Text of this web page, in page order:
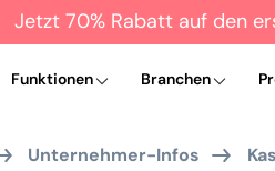
Jetzt 70% Rabatt auf den
Funktionen Branchen
Unternehmer-Infos